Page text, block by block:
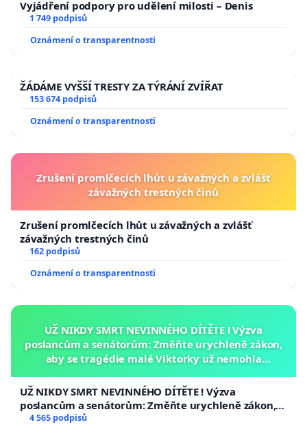
Vyjádření podpory pro udělení milosti – Denis
1 749 podpisů
Oznámení o transparentnosti
ŽÁDÁME VYŠŠÍ TRESTY ZA TÝRÁNÍ ZVÍŘAT
153 674 podpisů
Oznámení o transparentnosti
Zrušení promlčecích lhůt u závažných a zvlášť
závažných trestných činů
Zrušení promlčecích lhůt u závažných a zvlášť
závažných trestných činů
162 podpisů
Oznámení o transparentnosti
UŽ NIKDY SMRT NEVINNÉHO DÍTĚTE ! Výzva
poslancům a senátorům: Změňte urychleně zákon,
aby se tragédie malé Viktorky už nemohla
UŽ NIKDY SMRT NEVINNÉHO DÍTĚTE ! Výzva
poslancům a senátorům: Změňte urychleně zákon,
aby se tragédie malé Viktorky už nemohla opakovat!
4 565 podpisů